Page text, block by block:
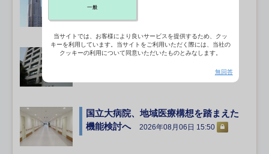
2026年08月06日 16:41
看護など人材不足分野の就職件数、目
国立大病院、地域医療構想を踏まえた
機能検討へ
2026年08月06日 15:50
一般
当サイトでは、お客様により良いサービスを提供するため、クッ
キーを利用しています。当サイトをご利用いただく際には、当社の
クッキーの利用について同意いただいたものとみなします。
無回答